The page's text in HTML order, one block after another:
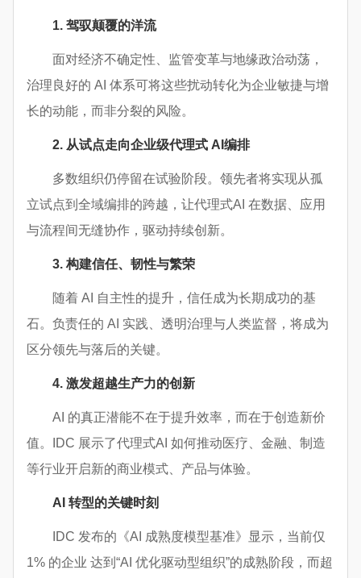
1. 驾驭颠覆的洋流
面对经济不确定性、监管变革与地缘政治动荡，
治理良好的 AI 体系可将这些扰动转化为企业敏捷与增
长的动能，而非分裂的风险。
2. 从试点走向企业级代理式 AI编排
多数组织仍停留在试验阶段。领先者将实现从孤
立试点到全域编排的跨越，让代理式AI 在数据、应用
与流程间无缝协作，驱动持续创新。
3. 构建信任、韧性与繁荣
随着 AI 自主性的提升，信任成为长期成功的基
石。负责任的 AI 实践、透明治理与人类监督，将成为
区分领先与落后的关键。
4. 激发超越生产力的创新
AI 的真正潜能不在于提升效率，而在于创造新价
值。IDC 展示了代理式AI 如何推动医疗、金融、制造
等行业开启新的商业模式、产品与体验。
AI 转型的关键时刻
IDC 发布的《AI 成熟度模型基准》显示，当前仅
1% 的企业 达到“AI 优化驱动型组织”的成熟阶段，而超